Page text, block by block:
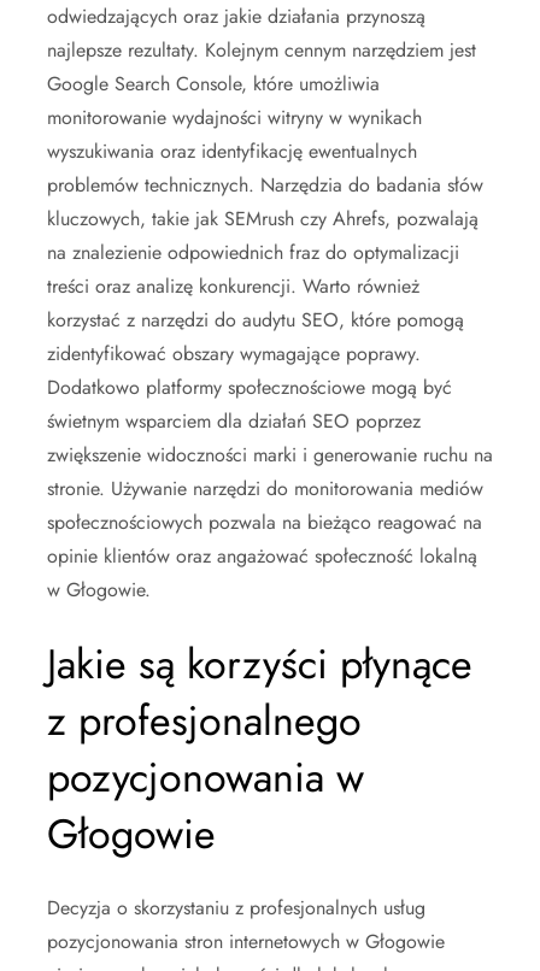
odwiedzających oraz jakie działania przynoszą
najlepsze rezultaty. Kolejnym cennym narzędziem jest
Google Search Console, które umożliwia
monitorowanie wydajności witryny w wynikach
wyszukiwania oraz identyfikację ewentualnych
problemów technicznych. Narzędzia do badania słów
kluczowych, takie jak SEMrush czy Ahrefs, pozwalają
na znalezienie odpowiednich fraz do optymalizacji
treści oraz analizę konkurencji. Warto również
korzystać z narzędzi do audytu SEO, które pomogą
zidentyfikować obszary wymagające poprawy.
Dodatkowo platformy społecznościowe mogą być
świetnym wsparciem dla działań SEO poprzez
zwiększenie widoczności marki i generowanie ruchu na
stronie. Używanie narzędzi do monitorowania mediów
społecznościowych pozwala na bieżąco reagować na
opinie klientów oraz angażować społeczność lokalną
w Głogowie.
Jakie są korzyści płynące
z profesjonalnego
pozycjonowania w
Głogowie
Decyzja o skorzystaniu z profesjonalnych usług
pozycjonowania stron internetowych w Głogowie